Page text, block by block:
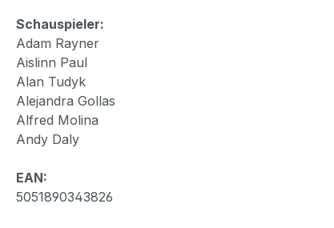
Schauspieler:
Adam Rayner
Aislinn Paul
Alan Tudyk
Alejandra Gollas
Alfred Molina
Andy Daly
EAN:
5051890343826